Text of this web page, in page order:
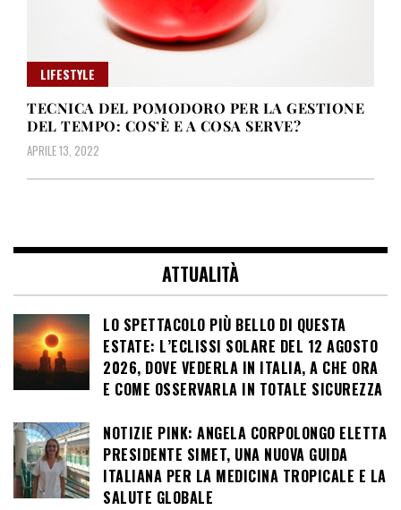
LIFESTYLE
TECNICA DEL POMODORO PER LA GESTIONE
DEL TEMPO: COS’È E A COSA SERVE?
APRILE 13, 2022
ATTUALITÀ
LO SPETTACOLO PIÙ BELLO DI QUESTA
ESTATE: L’ECLISSI SOLARE DEL 12 AGOSTO
2026, DOVE VEDERLA IN ITALIA, A CHE ORA
E COME OSSERVARLA IN TOTALE SICUREZZA
NOTIZIE PINK: ANGELA CORPOLONGO ELETTA
PRESIDENTE SIMET, UNA NUOVA GUIDA
ITALIANA PER LA MEDICINA TROPICALE E LA
SALUTE GLOBALE